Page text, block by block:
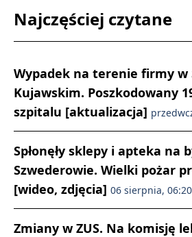
Najczęściej czytane
Wypadek na terenie firmy w
Kujawskim. Poszkodowany
szpitalu [aktualizacja]
Spłonęły sklepy i apteka na
Szwederowie. Wielki pożar
[wideo, zdjęcia] 06 sierpnia, 06:20
Zmiany w ZUS. Na komisję